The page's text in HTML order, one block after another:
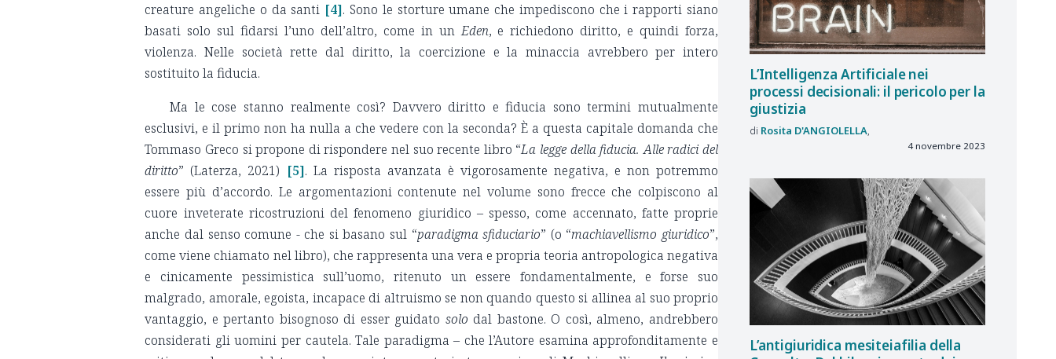
creature angeliche o da santi [4]. Sono le storture umane che impediscono che i rapporti siano
basati solo sul fidarsi l’uno dell’altro, come in unEden, e richiedono diritto, e quindi forza,
violenza. Nelle società rette dal diritto, la coercizione e la minaccia avrebbero per intero
sostituito la fiducia.
Ma le cose stanno realmente così? Davvero diritto e fiducia sono termini mutualmente
esclusivi, e il primo non ha nulla a che vedere con la seconda? È a questa capitale domanda che
Tommaso Greco si propone di rispondere nel suo recente libro “La legge della fiducia. Alle radici del
diritto” (Laterza, 2021) [5]. La risposta avanzata è vigorosamente negativa, e non potremmo
essere più d’accordo. Le argomentazioni contenute nel volume sono frecce che colpiscono al
cuore inveterate ricostruzioni del fenomeno giuridico – spesso, come accennato, fatte proprie
anche dal senso comune - che si basano sul “paradigma sfiduciario” (o “machiavellismo giuridico”,
come viene chiamato nel libro), che rappresenta una vera e propria teoria antropologica negativa
e cinicamente pessimistica sull’uomo, ritenuto un essere fondamentalmente, e forse suo
malgrado, amorale, egoista, incapace di altruismo se non quando questo si allinea al suo proprio
vantaggio, e pertanto bisognoso di esser guidato solo dal bastone. O così, almeno, andrebbero
considerati gli uomini per cautela. Tale paradigma – che l’Autore esamina approfonditamente e
L’Intelligenza Artificiale nei
processi decisionali: il pericolo per la
giustizia
Rosita D'ANGIOLELLA
4 novembre 2023
L’antigiuridica mesiteiafilia della